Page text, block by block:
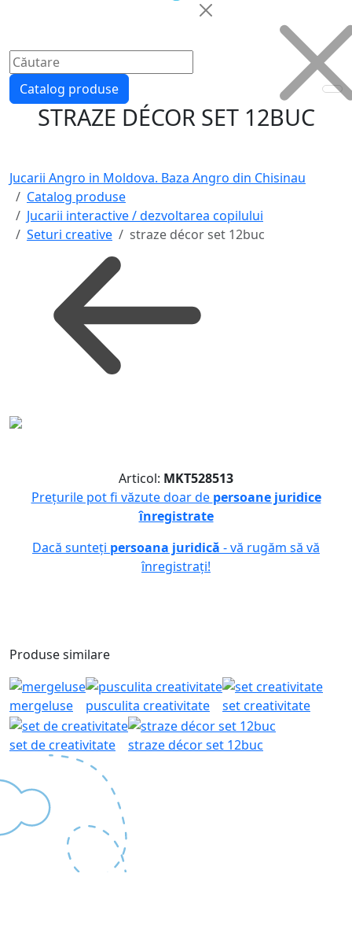
Catalog produse
STRAZE DÉCOR SET 12BUC
Jucarii Angro in Moldova. Baza Angro din Chisinau
Catalog produse
Jucarii interactive / dezvoltarea copilului
Seturi creative
straze décor set 12buc
Articol: MKT528513
Prețurile pot fi văzute doar de persoane juridice
înregistrate
Dacă sunteți persoana juridică - vă rugăm să vă
înregistrați!
Produse similare
mergeluse pusculita creativitate set creativitate
set de creativitate straze décor set 12buc